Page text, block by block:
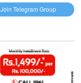
Join Telegram Group